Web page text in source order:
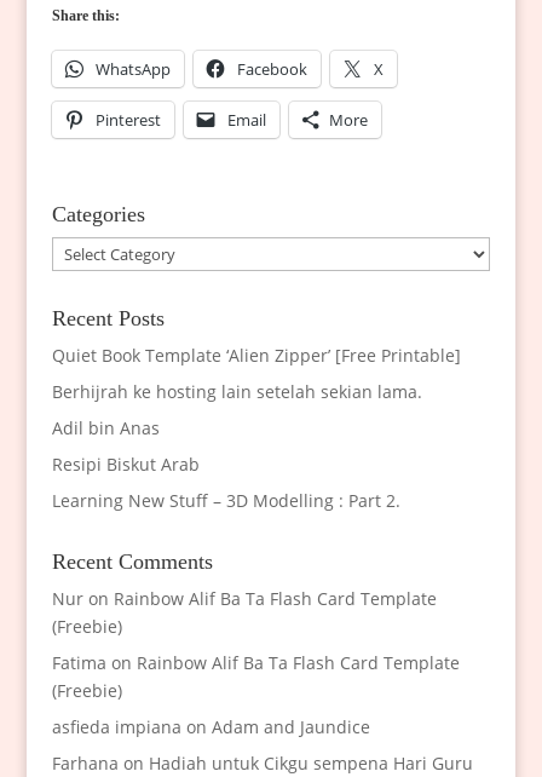
Share this:
WhatsApp Facebook X
Pinterest Email More
Categories
Categories
Recent Posts
Quiet Book Template ‘Alien Zipper’ [Free Printable]
Berhijrah ke hosting lain setelah sekian lama.
Adil bin Anas
Resipi Biskut Arab
Learning New Stuff – 3D Modelling : Part 2.
Recent Comments
Nuron Rainbow Alif Ba Ta Flash Card Template
(Freebie)
Fatima on Rainbow Alif Ba Ta Flash Card Template
(Freebie)
asfieda impiana on Adam and Jaundice
Farhana on Hadiah untuk Cikgu sempena Hari Guru